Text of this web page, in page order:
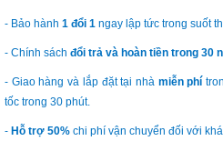
- Bảo hành 1 đổi 1 ngay lập tức trong suốt
- Chính sách đổi trả và hoàn tiền trong 30
- Giao hàng và lắp đặt tại nhà miễn phí
tốc trong 30 phút.
- Hỗ trợ 50% chi phí vận chuyển đối với